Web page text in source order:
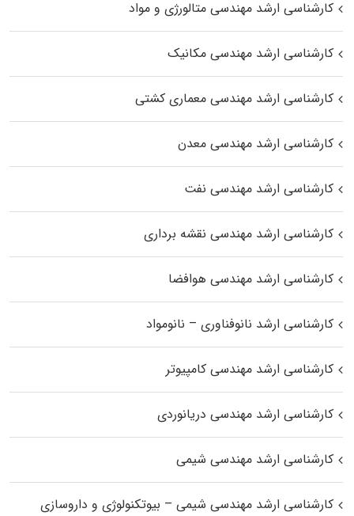
کارشناسی ارشد مهندسی متالورژی و مواد
کارشناسی ارشد مهندسی مکانیک
کارشناسی ارشد مهندسی معماری کشتی
کارشناسی ارشد مهندسی معدن
کارشناسی ارشد مهندسی نفت
کارشناسی ارشد مهندسی نقشه برداری
کارشناسی ارشد مهندسی هوافضا
کارشناسی ارشد نانوفناوری – نانومواد
کارشناسی ارشد مهندسی کامپیوتر
کارشناسی ارشد مهندسی دریانوردی
کارشناسی ارشد مهندسی شیمی
کارشناسی ارشد مهندسی شیمی – بیوتکنولوژی و داروسازی